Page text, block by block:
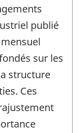
publié
sur les
structure
Ces